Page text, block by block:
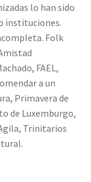
lo han sido
instituciones.
Folk
FAEL,
a un
Primavera de
de Luxemburgo,
Trinitarios